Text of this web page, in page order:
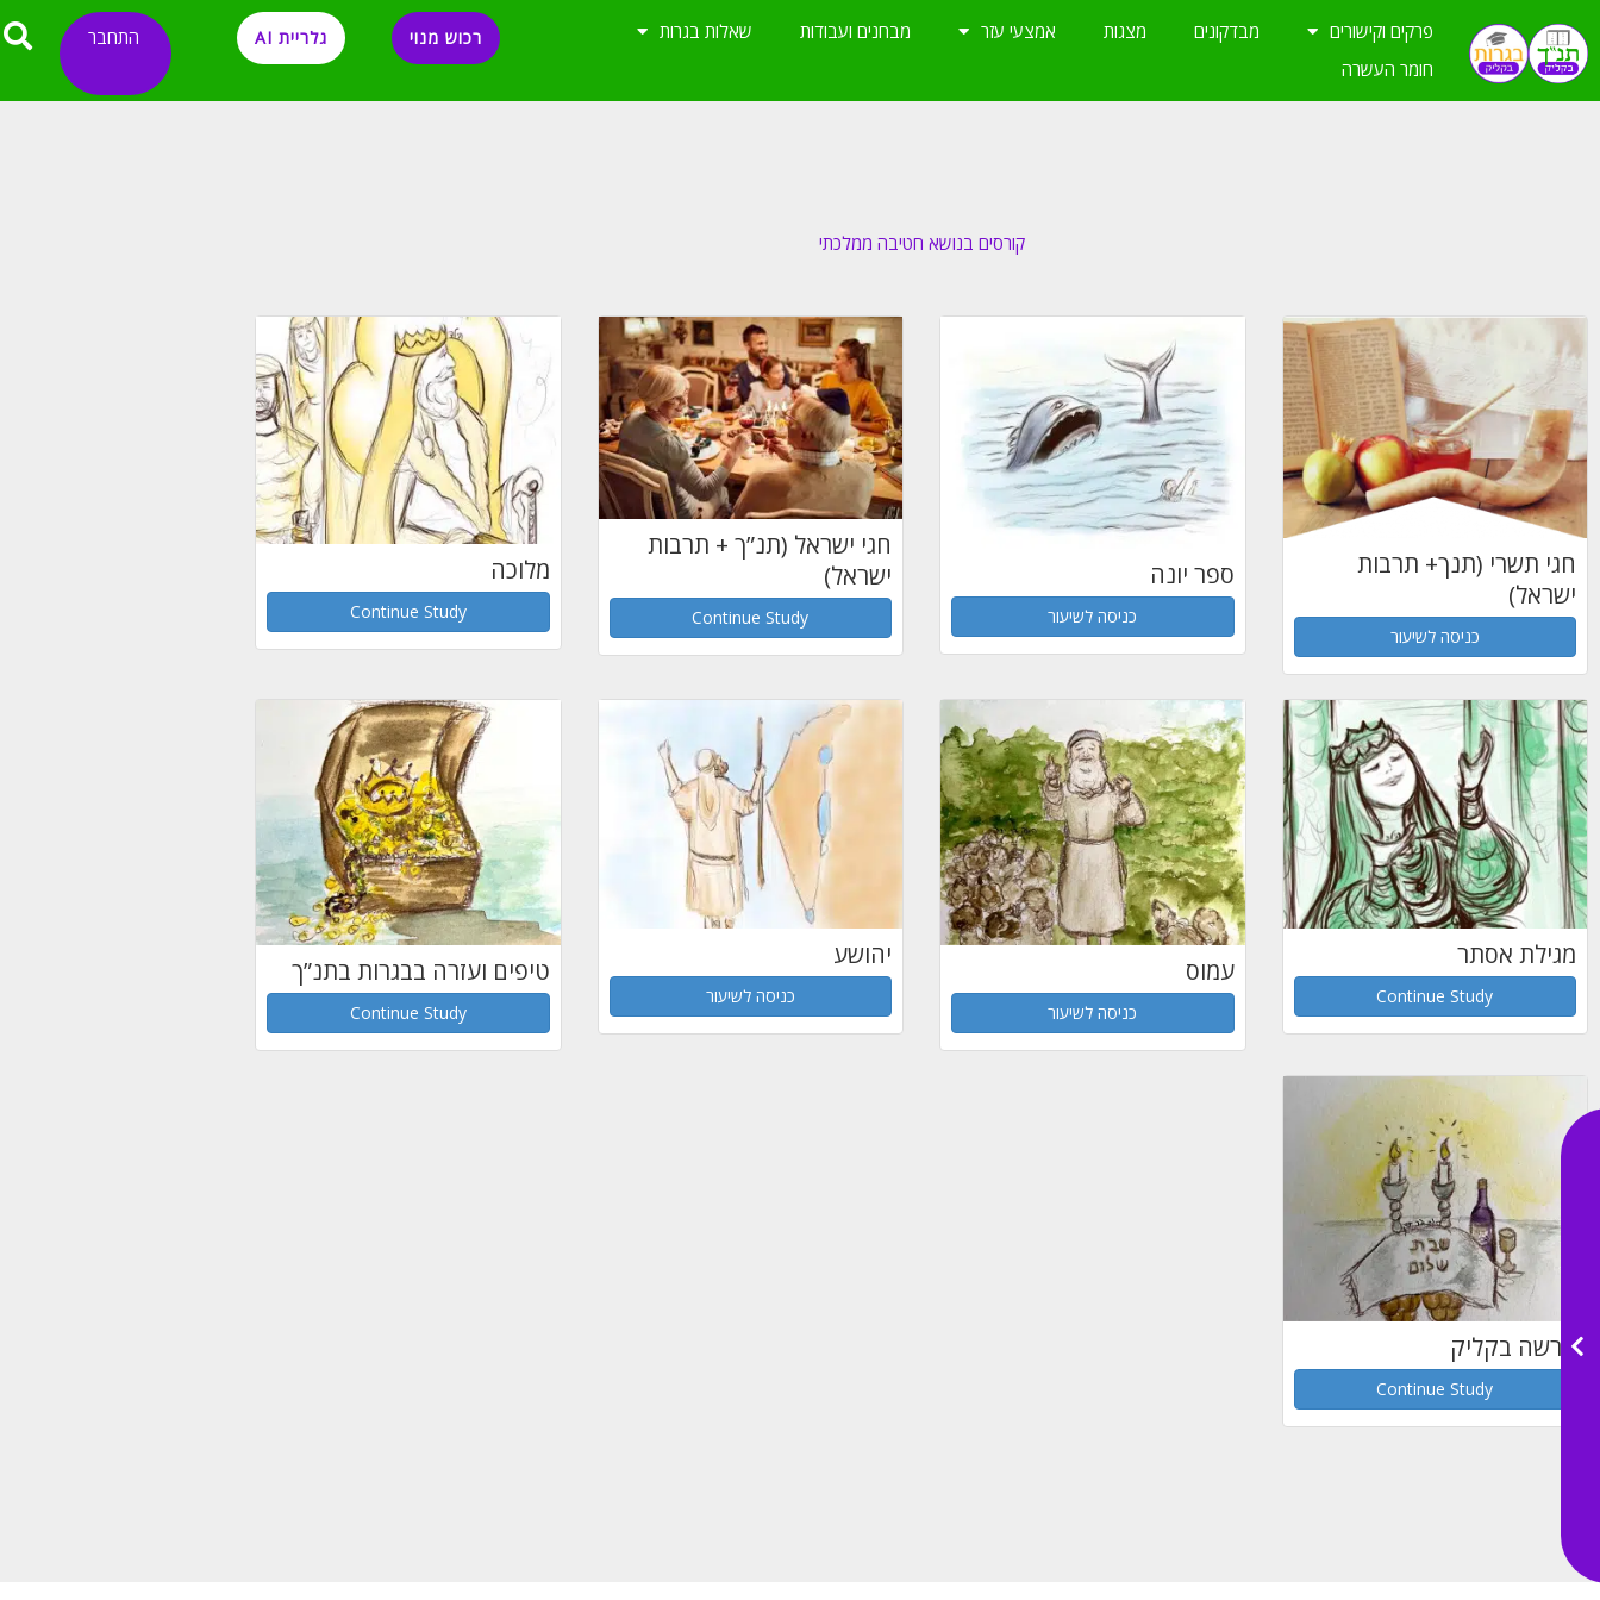
לתוכן
פרקים וקישורים מבדקונים מצגות אמצעי עזר מבחנים ועבודות
שאלות בגרות
חומר העשרה
רכוש מנוי גלריית AI התחבר
קורסים בנושא חטיבה ממלכתי
חגי תשרי (תנך+ תרבות
ישראל)
כניסה לשיעור
ספר יונה
כניסה לשיעור
חגי ישראל (תנ”ך + תרבות
ישראל)
Continue Study
מלוכה
Continue Study
מגילת אסתר
Continue Study
עמוס
כניסה לשיעור
יהושע
כניסה לשיעור
טיפים ועזרה בבגרות בתנ”ך
Continue Study
פרשה בקליק
Continue Study